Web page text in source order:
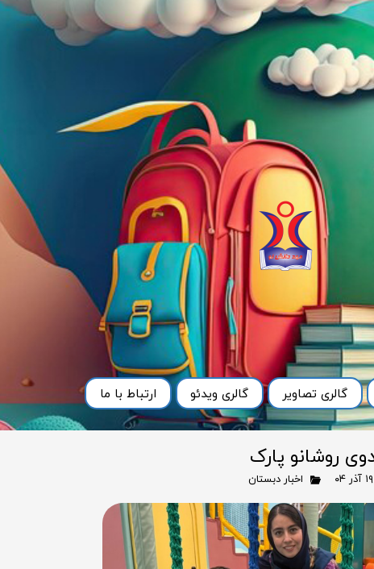
گالری تصاویر گالری ویدئو ارتباط با ما
روشانو پارک
۱۹ آذر ۰۴ اخبار دبستان